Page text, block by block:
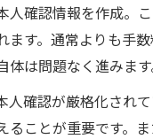
人確認情報を作成。
ます。通常よりも手
体は問題なく進みます
人確認が厳格化され
ることが重要です。